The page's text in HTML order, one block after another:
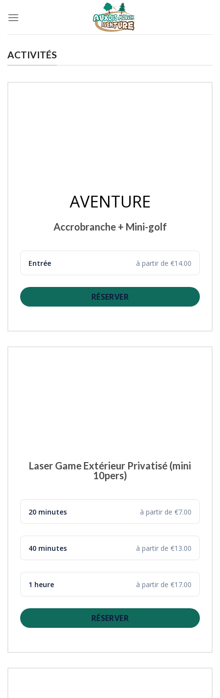
au
ACTIVITÉS
AVENTURE
Accrobranche + Mini-golf
Entrée à partir de €14.00
RÉSERVER
Laser Game Extérieur Privatisé (mini
10pers)
20 minutes à partir de €7.00
40 minutes à partir de €13.00
1 heure à partir de €17.00
RÉSERVER